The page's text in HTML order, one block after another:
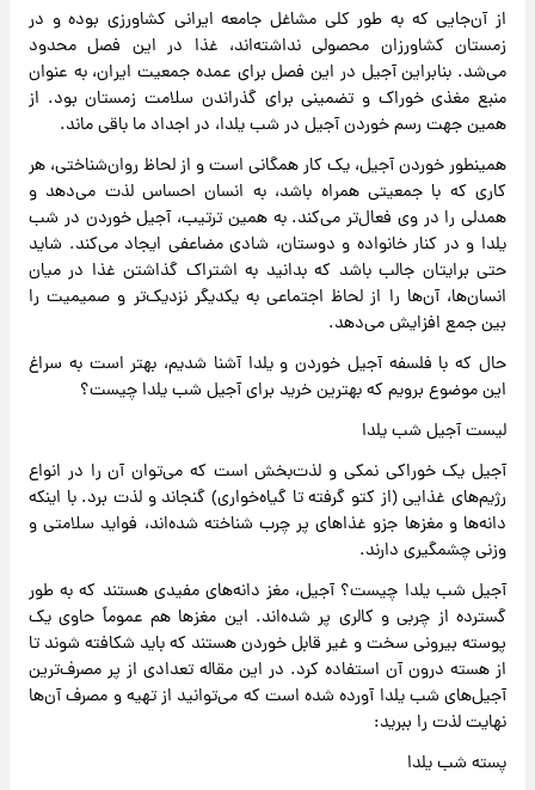
از آن‌جایی که به طور کلی مشاغل جامعه ایرانی کشاورزی بوده و در
زمستان کشاورزان محصولی نداشته‌اند، غذا در این فصل محدود
می‌شد. بنابراین آجیل در این فصل برای عمده جمعیت ایران، به عنوان
منبع مغذی خوراک و تضمینی برای گذراندن سلامت زمستان بود. از
همین جهت رسم خوردن آجیل در شب یلدا، در اجداد ما باقی ماند.
همینطور خوردن آجیل، یک کار همگانی است و از لحاظ روان‌شناختی، هر
کاری که با جمعیتی همراه باشد، به انسان احساس لذت می‌دهد و
همدلی را در وی فعال‌تر می‌کند. به همین ترتیب، آجیل خوردن در شب
یلدا و در کنار خانواده و دوستان، شادی مضاعفی ایجاد می‌کند. شاید
حتی برایتان جالب باشد که بدانید به اشتراک گذاشتن غذا در میان
انسان‌ها، آن‌ها را از لحاظ اجتماعی به یکدیگر نزدیک‌تر و صمیمیت را
بین جمع افزایش می‌دهد.
حال که با فلسفه آجیل خوردن و یلدا آشنا شدیم، بهتر است به سراغ
این موضوع برویم که بهترین خرید برای آجیل شب یلدا چیست؟
لیست آجیل شب یلدا
آجیل یک خوراکی نمکی و لذت‌بخش است که می‌توان آن را در انواع
رژیم‌های غذایی (از کتو گرفته تا گیاه‌خواری) گنجاند و لذت برد. با اینکه
دانه‌ها و مغزها جزو غذاهای پر چرب شناخته شده‌اند، فواید سلامتی و
وزنی چشمگیری دارند.
آجیل شب یلدا چیست؟ آجیل، مغز دانه‌های مفیدی هستند که به طور
گسترده از چربی و کالری پر شده‌اند. این مغزها هم عموماً حاوی یک
پوسته بیرونی سخت و غیر قابل خوردن هستند که باید شکافته شوند تا
از هسته درون آن استفاده کرد. در این مقاله تعدادی از پر مصرف‌ترین
آجیل‌های شب یلدا آورده شده است که می‌توانید از تهیه و مصرف آن‌ها
نهایت لذت را ببرید:
پسته شب یلدا